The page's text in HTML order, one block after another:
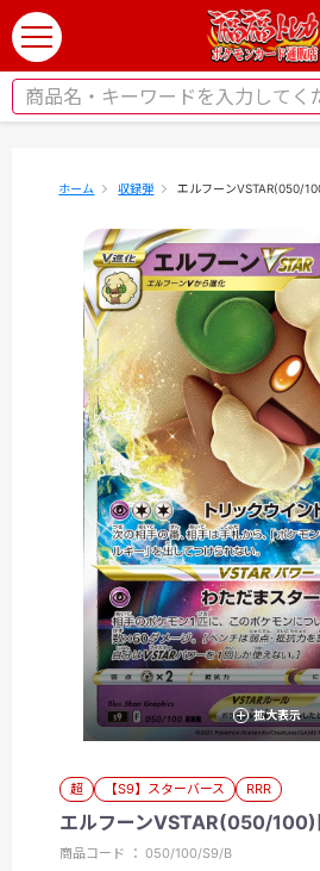
t
o
g
ホーム 収録弾 エルフーンVSTAR(050/
拡大表示
超 【S9】スターバース RRR
エルフーンVSTAR(050/
商品コード ： 050/100/S9/B